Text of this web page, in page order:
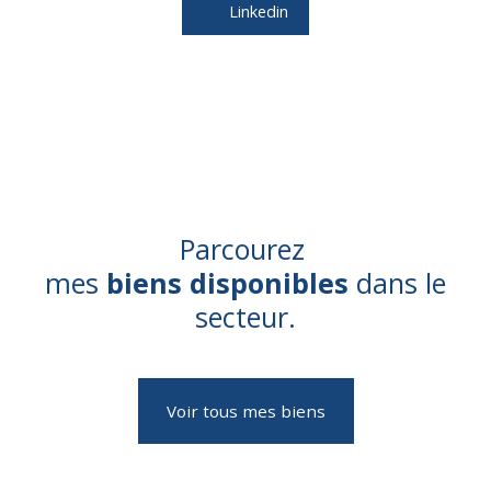
Linkedin
Parcourez
mes biens disponibles dans le
secteur.
Voir tous mes biens